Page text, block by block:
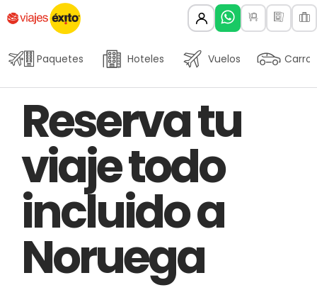
Paquetes Hoteles Vuelos Carros
IN:
Reserva tu
viaje todo
incluido a
Noruega
on: